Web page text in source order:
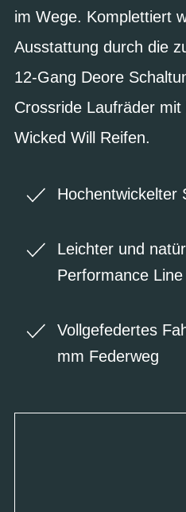
im Wege. Komplettiert
Ausstattung durch die
12-Gang Deore
Crossride Laufräder
Wicked Will Reifen.
Hochentwickelter
Leichter und
Performance
Vollgefedertes
mm Federweg